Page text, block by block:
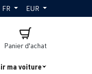
FR EUR
Panier d'achat
ma voiture